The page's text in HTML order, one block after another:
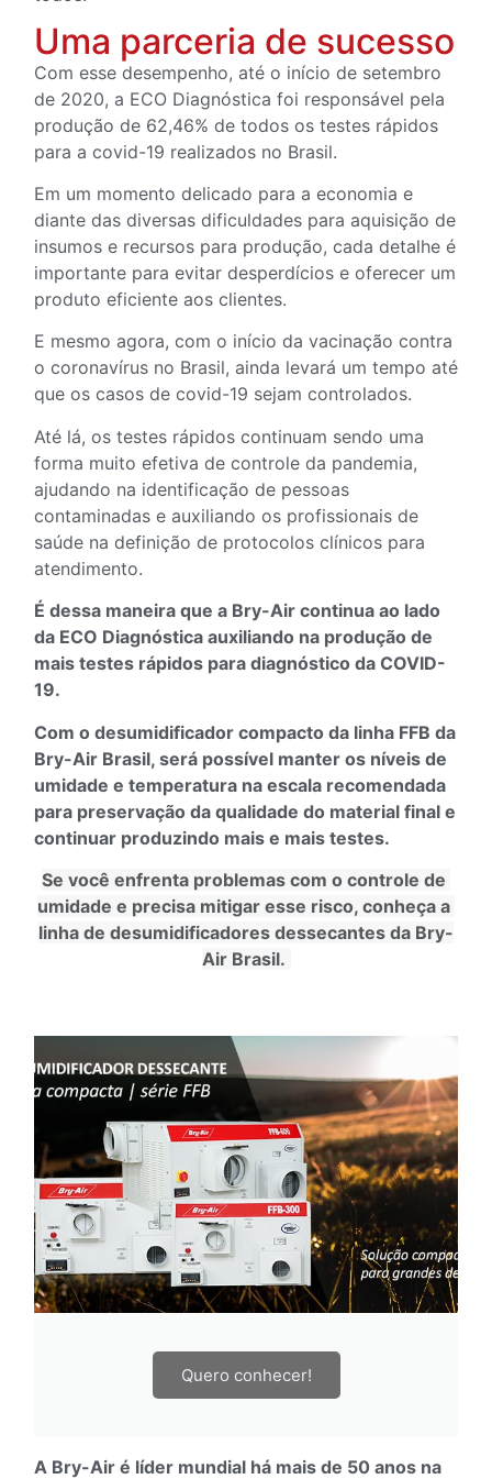
Uma parceria de sucesso
Com esse desempenho, até o início de setembro
de 2020, a ECO Diagnóstica foi responsável pela
produção de 62,46% de todos os testes rápidos
para a covid-19 realizados no Brasil.
Em um momento delicado para a economia e
diante das diversas dificuldades para aquisição de
insumos e recursos para produção, cada detalhe é
importante para evitar desperdícios e oferecer um
produto eficiente aos clientes.
E mesmo agora, com o início da vacinação contra
o coronavírus no Brasil, ainda levará um tempo até
que os casos de covid-19 sejam controlados.
Até lá, os testes rápidos continuam sendo uma
forma muito efetiva de controle da pandemia,
ajudando na identificação de pessoas
contaminadas e auxiliando os profissionais de
saúde na definição de protocolos clínicos para
atendimento.
É dessa maneira que a Bry-Air continua ao lado
da ECO Diagnóstica auxiliando na produção de
mais testes rápidos para diagnóstico da COVID-
19.
Com o desumidificador compacto da linha FFB da
Bry-Air Brasil, será possível manter os níveis de
umidade e temperatura na escala recomendada
para preservação da qualidade do material final e
continuar produzindo mais e mais testes.
Se você enfrenta problemas com o controle de
umidade e precisa mitigar esse risco, conheça a
linha de desumidificadores dessecantes da Bry-
Air Brasil.
Quero conhecer!
A Bry-Air é líder mundial há mais de 50 anos na